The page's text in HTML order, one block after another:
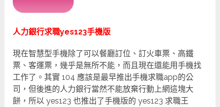
人力銀行求職yes123手機版
現在智慧型手機除了可以餐廳訂位、訂火車票、高鐵
票、客運票，幾乎是無所不能，而且現在還能用手機找
工作了。其實 104 應該是最早推出手機求職app的公
司，但後進的人力銀行當然不能放棄行動上網這塊大
餅，所以 yes123 也推出了手機版的 yes123 求職王